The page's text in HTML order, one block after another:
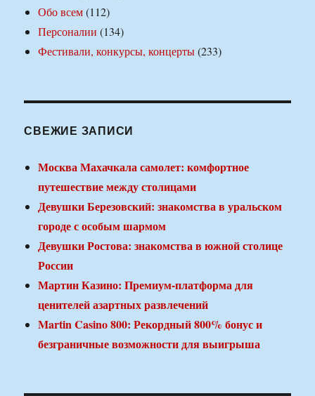
Обо всем(112)
Персоналии (134)
Фестивали, конкурсы, концерты(233)
СВЕЖИЕ ЗАПИСИ
Москва Махачкала самолет: комфортное
путешествие между столицами
Девушки Березовский: знакомства в уральском
городе с особым шармом
Девушки Ростова: знакомства в южной столице
России
Мартин Казино: Премиум-платформа для
ценителей азартных развлечений
Martin Casino 800: Рекордный 800% бонус и
безграничные возможности для выигрыша